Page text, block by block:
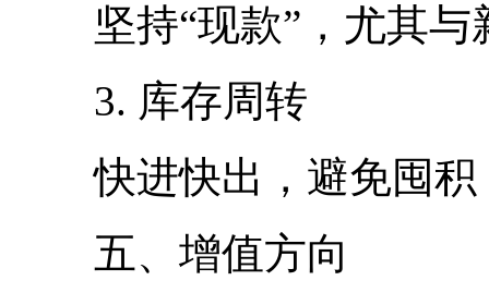
坚持“现款”，尤其与
3. 库存周转
快进快出，避免囤积
五、增值方向